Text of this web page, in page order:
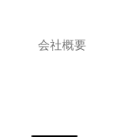
会社概要